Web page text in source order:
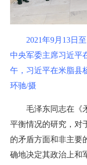
2021年9月13日
中央军委主席习近平
午，习近平在米脂县
环驰/摄
毛泽东同志在《
平衡情况的研究，对
的矛盾方面和非主要
确地决定其政治上和